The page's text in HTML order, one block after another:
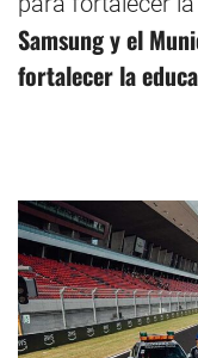
Samsung y el
fortalecer la